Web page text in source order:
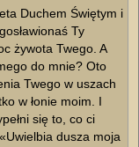
Duchem Świętym i
Ty
żywota Twego. A
do mnie? Oto
Twego w uszach
w łonie moim. I
się to, co ci
dusza moja